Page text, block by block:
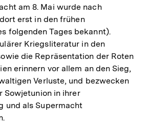
am 8. Mai wurde nach
erst in den frühen
folgenden Tages bekannt).
Kriegsliteratur in den
die Repräsentation der Roten
erinnern vor allem an den Sieg,
Verluste, und bezwecken
Sowjetunion in ihrer
und als Supermacht